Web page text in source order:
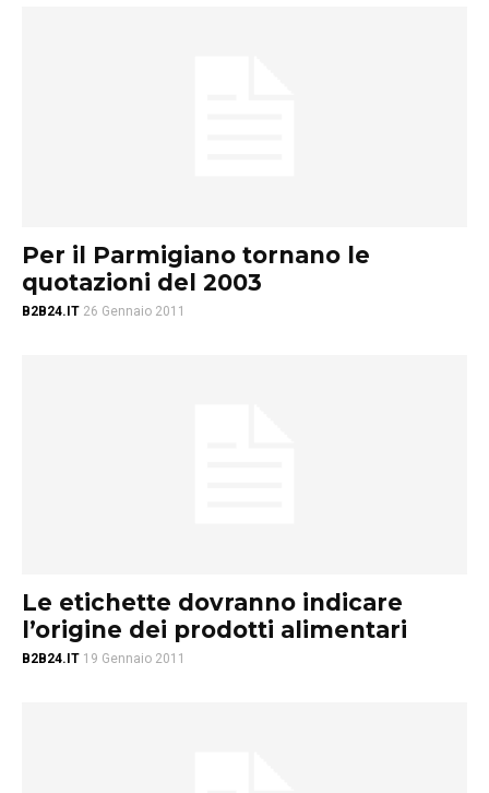
Per il Parmigiano tornano le
quotazioni del 2003
B2B24.IT 26 Gennaio 2011
Le etichette dovranno indicare
l’origine dei prodotti alimentari
B2B24.IT 19 Gennaio 2011